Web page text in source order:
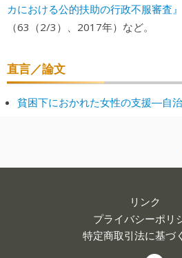
カにおける公的扶助の行政不服審査』
（63（2/3）、2017年）など。
直言／論文
貧困下におかれた女性の支援―自
リンク
プライバシーポリ
特定商取引法に基づ